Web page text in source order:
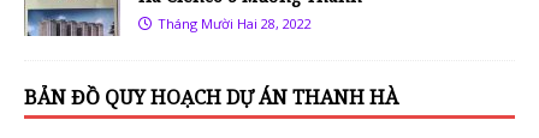
Tháng Mười Hai 28, 2022
BẢN ĐỒ QUY HOẠCH DỰ ÁN THANH HÀ